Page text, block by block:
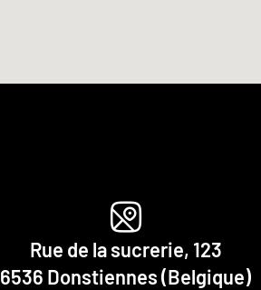
Rue de la sucrerie, 123
6536 Donstiennes (Belgique)